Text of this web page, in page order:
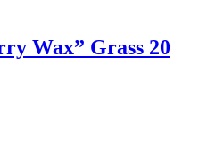
Wax” Grass 20